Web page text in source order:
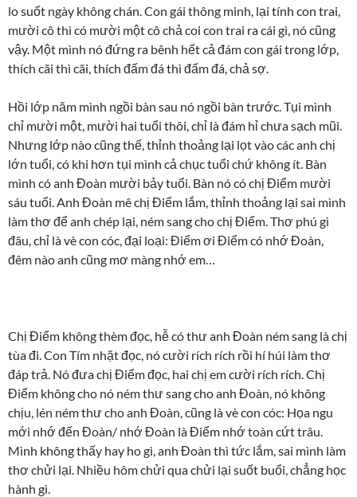
lo suốt ngày không chán. Con gái thông minh, lại tính con trai,
mười cô thì có mười một cô chả coi con trai ra cái gì, nó cũng
vậy. Một mình nó đứng ra bênh hết cả đám con gái trong lớp,
thích cãi thì cãi, thích đấm đá thì đấm đá, chả sợ.
Hồi lớp năm mình ngồi bàn sau nó ngồi bàn trước. Tụi mình
chỉ mười một, mười hai tuổi thôi, chỉ là đám hỉ chưa sạch mũi.
Nhưng lớp nào cũng thế, thỉnh thoảng lại lọt vào các anh chị
lớn tuổi, có khi hơn tụi mình cả chục tuổi chứ không ít. Bàn
mình có anh Đoàn mười bảy tuổi. Bàn nó có chị Điểm mười
sáu tuổi. Anh Đoàn mê chị Điểm lắm, thỉnh thoảng lại sai mình
làm thơ để anh chép lại, ném sang cho chị Điểm. Thơ phú gì
đâu, chỉ là vè con cóc, đại loại: Điểm ơi Điểm có nhớ Đoàn,
đêm nào anh cũng mơ màng nhớ em…
Chị Điểm không thèm đọc, hễ có thư anh Đoàn ném sang là chị
tùa đi. Con Tím nhặt đọc, nó cười rích rích rồi hí húi làm thơ
đáp trả. Nó đưa chị Điểm đọc, hai chị em cười rích rích. Chị
Điểm không cho nó ném thư sang cho anh Đoàn, nó không
chịu, lén ném thư cho anh Đoàn, cũng là vè con cóc: Họa ngu
mới nhớ đến Đoàn/ nhớ Đoàn là Điểm nhớ toàn cứt trâu.
Mình không thấy hay ho gì, anh Đoàn thì tức lắm, sai mình làm
thơ chửi lại. Nhiều hôm chửi qua chửi lại suốt buổi, chẳng học
hành gì.